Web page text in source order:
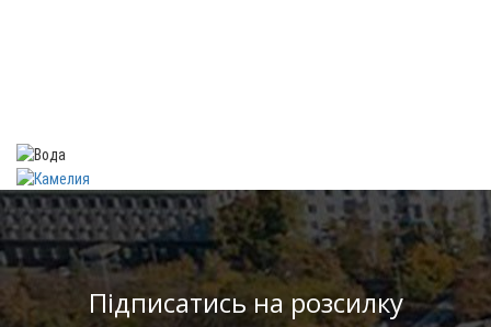
Підписатись на розсилку